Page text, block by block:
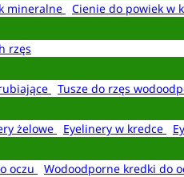
mineralne Cienie do powiek w
rzęs
Tusze do rzęs
żelowe Eyelinery w kredce
oczu Wodoodporne kredki do